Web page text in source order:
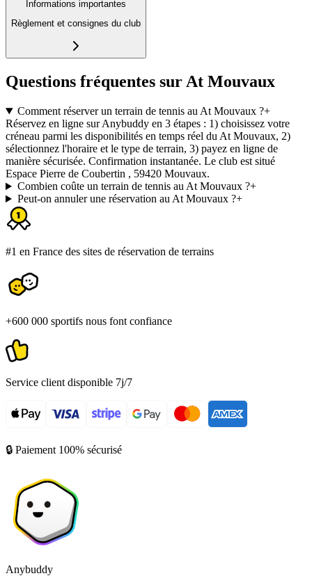
Informations importantes
Règlement et consignes du club
Questions fréquentes sur At Mouvaux
Comment réserver un terrain de tennis au At Mouvaux ?+
Réservez en ligne sur Anybuddy en 3 étapes : 1) choisissez votre
créneau parmi les disponibilités en temps réel du At Mouvaux, 2)
sélectionnez l'horaire et le type de terrain, 3) payez en ligne de
manière sécurisée. Confirmation instantanée. Le club est situé
Espace Pierre de Coubertin , 59420 Mouvaux.
Combien coûte un terrain de tennis au At Mouvaux ?+
Peut-on annuler une réservation au At Mouvaux ?+
#1 en France des sites de réservation de terrains
+600 000 sportifs nous font confiance
Service client disponible 7j/7
🔒 Paiement 100% sécurisé
Anybuddy